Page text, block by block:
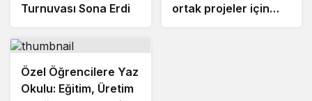
Turnuvası Sona Erdi
ortak projeler için
Özel Öğrencilere Yaz
Okulu: Eğitim, Üretim